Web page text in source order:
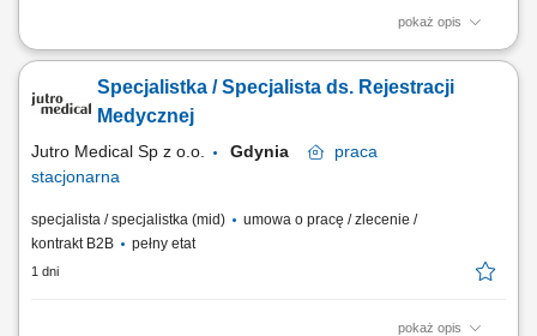
pokaż opis
Opis stanowiska kompleksowa obsługa Pacjentów korzystających z
harmonogramem; przyjmowanie deklaracji, dokumentacji medycznej
oraz wymaganych upoważnień; pomoc Pacjentom w korzystaniu z
Specjalistka / Specjalista ds. Rejestracji
Medycznej
Jutro Medical Sp z o.o. Gdynia
praca
stacjonarna
specjalista / specjalistka (mid)
umowa o pracę / zlecenie /
kontrakt B2B
pełny etat
1 dni
pokaż opis